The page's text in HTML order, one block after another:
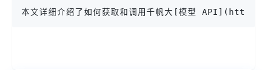
本文详细介绍了如何获取和调用千帆大[模型